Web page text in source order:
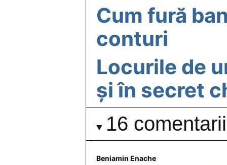
Cum fură
conturi
Locurile de
și în secret
16 comentarii
Beniamin Enache